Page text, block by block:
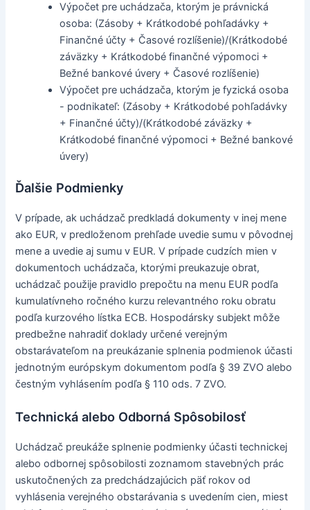
Výpočet pre uchádzača, ktorým je právnická
osoba: (Zásoby + Krátkodobé pohľadávky +
Finančné účty + Časové rozlíšenie)/(Krátkodobé
záväzky + Krátkodobé finančné výpomoci +
Bežné bankové úvery + Časové rozlíšenie)
Výpočet pre uchádzača, ktorým je fyzická osoba
- podnikateľ: (Zásoby + Krátkodobé pohľadávky
+ Finančné účty)/(Krátkodobé záväzky +
Krátkodobé finančné výpomoci + Bežné bankové
úvery)
Ďalšie Podmienky
V prípade, ak uchádzač predkladá dokumenty v inej mene
ako EUR, v predloženom prehľade uvedie sumu v pôvodnej
mene a uvedie aj sumu v EUR. V prípade cudzích mien v
dokumentoch uchádzača, ktorými preukazuje obrat,
uchádzač použije pravidlo prepočtu na menu EUR podľa
kumulatívneho ročného kurzu relevantného roku obratu
podľa kurzového lístka ECB. Hospodársky subjekt môže
predbežne nahradiť doklady určené verejným
obstarávateľom na preukázanie splnenia podmienok účasti
jednotným európskym dokumentom podľa § 39 ZVO alebo
čestným vyhlásením podľa § 110 ods. 7 ZVO.
Technická alebo Odborná Spôsobilosť
Uchádzač preukáže splnenie podmienky účasti technickej
alebo odbornej spôsobilosti zoznamom stavebných prác
uskutočnených za predchádzajúcich päť rokov od
vyhlásenia verejného obstarávania s uvedením cien, miest